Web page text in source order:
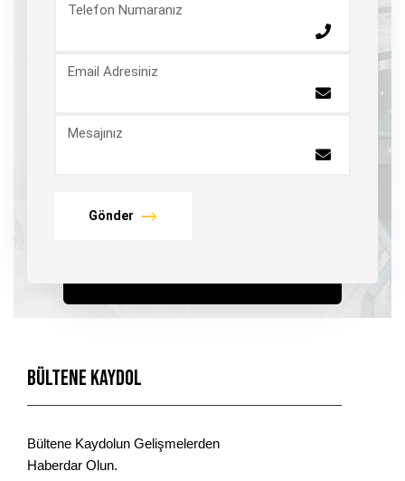
Telefon Numaranız
Email Adresiniz
Mesajınız
Gönder
Bültene Kaydol
Bültene Kaydolun Gelişmelerden
Haberdar Olun.